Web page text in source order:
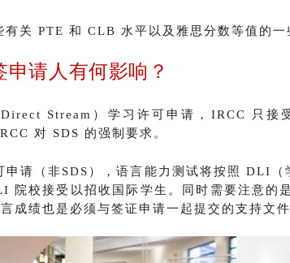
关 PTE 和 CLB 水平以及雅思分数等值的一
申请人 有何影响？
Stream）学习许可申请，IRCC 只接
对 SDS 的强制要求。
申请（非SDS），语言能力测试将按照 DLI
院校接受以招收国际学生。
同时需要注意的
成绩也是必须与签证申请一起提交的支持文件